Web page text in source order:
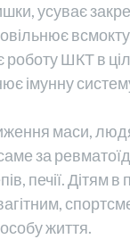
усуває
роботу ШКТ в
імунну
маси,
за
печії. Дітям
життя.